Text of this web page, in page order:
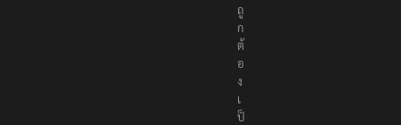
ถู
ก
ต้
อ
ง
เ
ป็